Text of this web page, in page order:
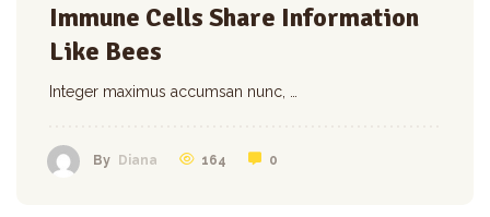
Immune Cells Share Information
Like Bees
Integer maximus accumsan nunc, …
By Diana 164 0